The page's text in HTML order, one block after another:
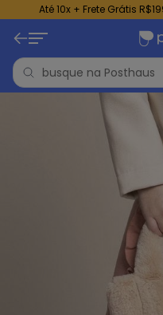
Até 10x + Frete Grátis